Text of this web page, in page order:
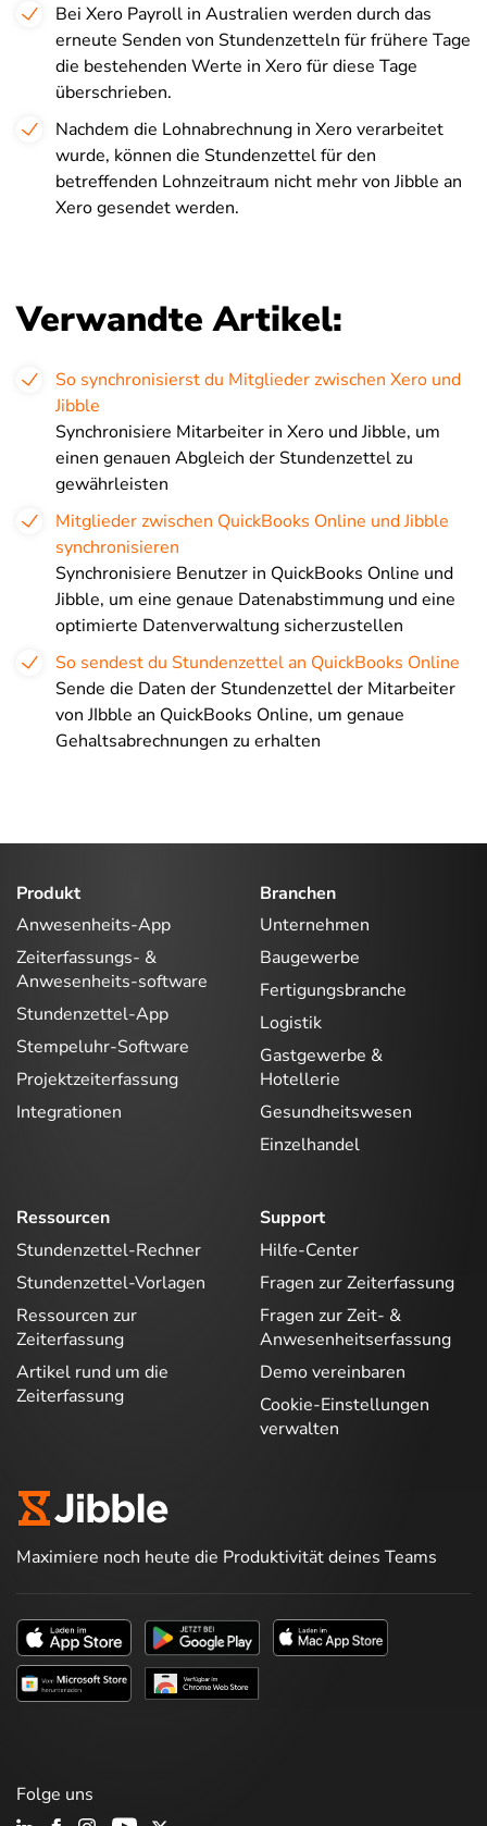
Bei Xero Payroll in Australien werden durch das
erneute Senden von Stundenzetteln für frühere Tage
die bestehenden Werte in Xero für diese Tage
überschrieben.
Nachdem die Lohnabrechnung in Xero verarbeitet
wurde, können die Stundenzettel für den
betreffenden Lohnzeitraum nicht mehr von Jibble an
Xero gesendet werden.
Verwandte Artikel:
So synchronisierst du Mitglieder zwischen Xero und
Jibble
Synchronisiere Mitarbeiter in Xero und Jibble, um
einen genauen Abgleich der Stundenzettel zu
gewährleisten
Mitglieder zwischen QuickBooks Online und Jibble
synchronisieren
Synchronisiere Benutzer in QuickBooks Online und
Jibble, um eine genaue Datenabstimmung und eine
optimierte Datenverwaltung sicherzustellen
So sendest du Stundenzettel an QuickBooks Online
Sende die Daten der Stundenzettel der Mitarbeiter
von JIbble an QuickBooks Online, um genaue
Gehaltsabrechnungen zu erhalten
Produkt
Anwesenheits-App
Zeiterfassungs- &
Anwesenheits-software
Stundenzettel-App
Stempeluhr-Software
Projektzeiterfassung
Integrationen
Branchen
Unternehmen
Baugewerbe
Fertigungsbranche
Logistik
Gastgewerbe &
Hotellerie
Gesundheitswesen
Einzelhandel
Ressourcen
Stundenzettel-Rechner
Stundenzettel-Vorlagen
Ressourcen zur
Zeiterfassung
Artikel rund um die
Zeiterfassung
Support
Hilfe-Center
Fragen zur Zeiterfassung
Fragen zur Zeit- &
Anwesenheitserfassung
Demo vereinbaren
Cookie-Einstellungen
verwalten
Maximiere noch heute die Produktivität deines Teams
Folge uns